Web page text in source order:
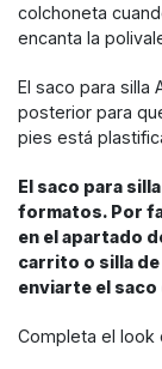
colchoneta
encanta la
El saco para silla
posterior para
pies está
El saco para
formatos. Por
en el apartado
carrito o silla
enviarte el
Completa el look